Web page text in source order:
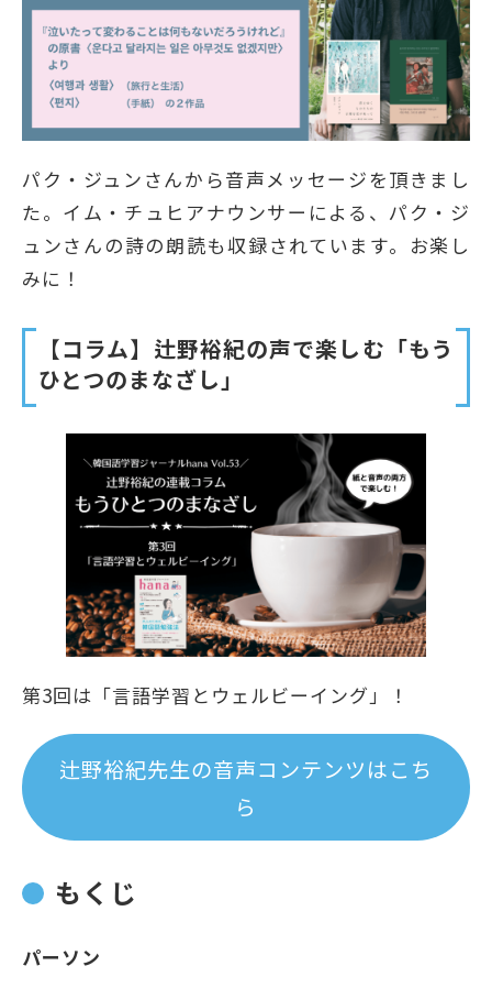
パク・ジュンさんから音声メッセージを頂きまし
た。イム・チュヒアナウンサーによる、パク・ジ
ュンさんの詩の朗読も収録されています。お楽し
みに！
【コラム】辻野裕紀の声で楽しむ「もう
ひとつのまなざし」
第3回は「言語学習とウェルビーイング」！
辻野裕紀先生の音声コンテンツはこち
ら
もくじ
パーソン